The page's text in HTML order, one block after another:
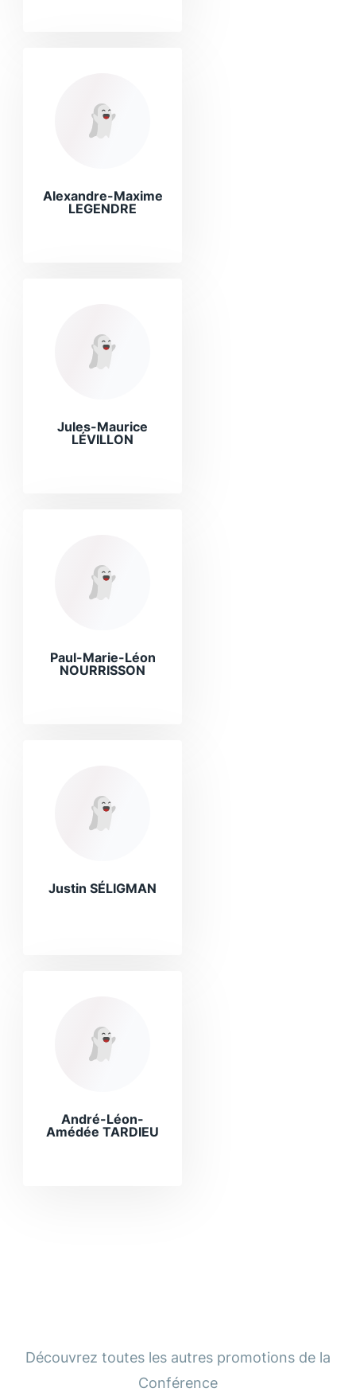
Alexandre-Maxime
LEGENDRE
Jules-Maurice
LÉVILLON
Paul-Marie-Léon
NOURRISSON
Justin SÉLIGMAN
André-Léon-
Amédée TARDIEU
Découvrez toutes les autres promotions de la
Conférence